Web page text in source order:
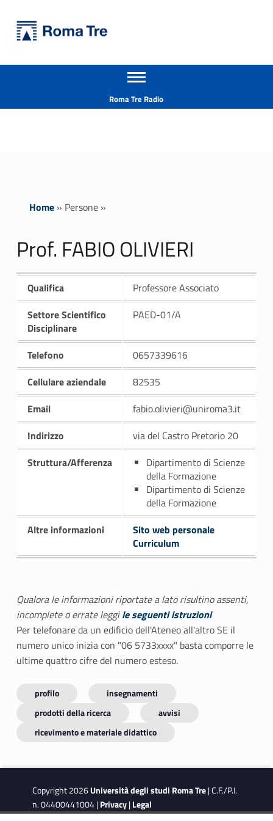
Prof. FABIO OLIVIERI - Università Roma Tre
Apri il menu secondario
Roma Tre Radio
Home» Persone»
Prof. FABIO OLIVIERI
Qualifica
Professore Associato
Settore Scientifico
Disciplinare
PAED-01/A
Telefono
0657339616
Cellulare aziendale
82535
Email
fabio.olivieri@uniroma3.it
Indirizzo
via del Castro Pretorio 20
Struttura/Afferenza
Dipartimento di Scienze
della Formazione
Dipartimento di Scienze
della Formazione
Altre informazioni
Sito web personale
Curriculum
Qualora le informazioni riportate a lato risultino assenti,
incomplete o errate leggile seguenti istruzioni
Per telefonare da un edificio dell'Ateneo all'altro SE il
numero unico inizia con "06 5733xxxx" basta comporre le
ultime quattro cifre del numero esteso.
profilo
insegnamenti
prodotti della ricerca
avvisi
ricevimento e materiale didattico
Copyright 2026Università degli studi Roma Tre| C.F./P.I.
n. 04400441004 |Privacy|Legal